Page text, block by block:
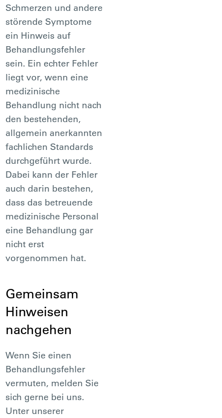
Schmerzen und andere
störende Symptome
ein Hinweis auf
Behandlungsfehler
sein. Ein echter Fehler
liegt vor, wenn eine
medizinische
Behandlung nicht nach
den bestehenden,
allgemein anerkannten
fachlichen Standards
durchgeführt wurde.
Dabei kann der Fehler
auch darin bestehen,
dass das betreuende
medizinische Personal
eine Behandlung gar
nicht erst
vorgenommen hat.
Gemeinsam
Hinweisen
nachgehen
Wenn Sie einen
Behandlungsfehler
vermuten, melden Sie
sich gerne bei uns.
Unter unserer